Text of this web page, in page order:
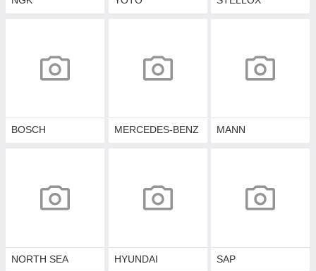
BOSCH MERCEDES-BENZ MANN
NORTH SEA HYUNDAI SAP